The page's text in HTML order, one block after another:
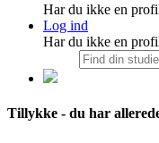
Har du ikke en
Log ind
Har du ikke en
Tillykke - du har